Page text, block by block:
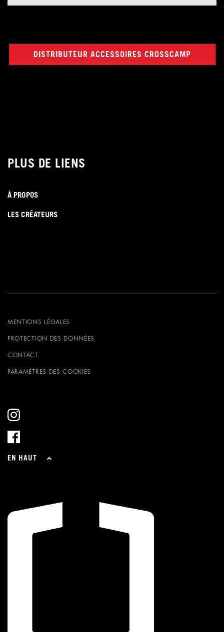
DISTRIBUTEUR ACCESSOIRES CROSSCAMP
PLUS DE LIENS
À PROPOS
LES CRÉATEURS
MENTIONS LÉGALES
PROTECTION DES DONNÉES
CONTACT
PARAMÈTRES DES COOKIES
EN HAUT